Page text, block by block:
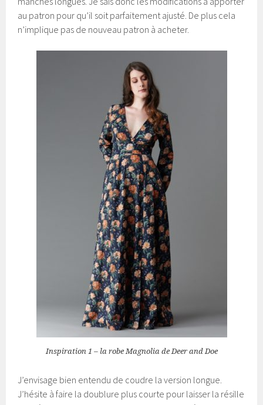
au patron pour qu’il soit parfaitement ajusté. De plus cela
n’implique pas de nouveau patron à acheter.
Inspiration 1 – la robe Magnolia de Deer and Doe
J’envisage bien entendu de coudre la version longue.
J’hésite à faire la doublure plus courte pour laisser la résille